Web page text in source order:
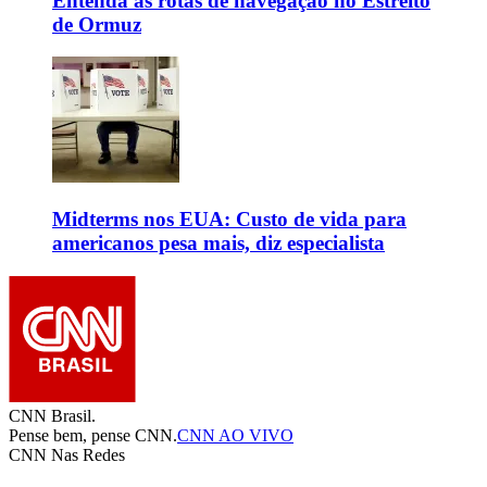
de Ormuz
Midterms nos EUA: Custo de vida para
americanos pesa mais, diz especialista
CNN Brasil.
Pense bem, pense CNN.CNN AO VIVO
CNN Nas Redes